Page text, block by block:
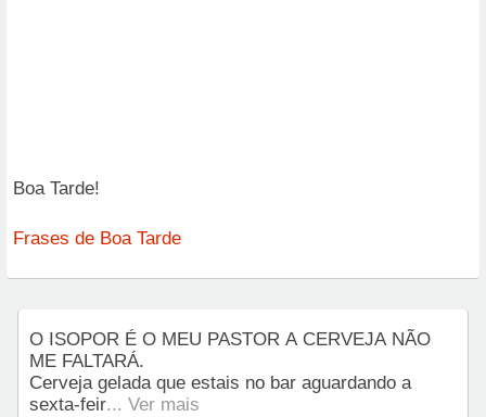
Boa Tarde!
Frases de Boa Tarde
O ISOPOR É O MEU PASTOR A CERVEJA NÃO
ME FALTARÁ.
Cerveja gelada que estais no bar aguardando a
sexta-feir... Ver mais